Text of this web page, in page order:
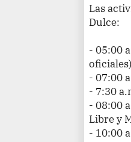
Las
Dulce:
- 05:00
- 07:00
- 7:30
- 08:00
Libre y
- 10:00